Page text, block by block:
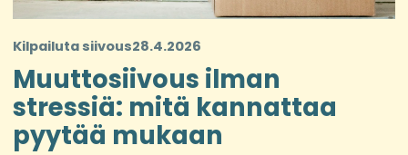
Kilpailuta siivous28.4.2026
Muuttosiivous ilman
stressiä: mitä kannattaa
pyytää mukaan